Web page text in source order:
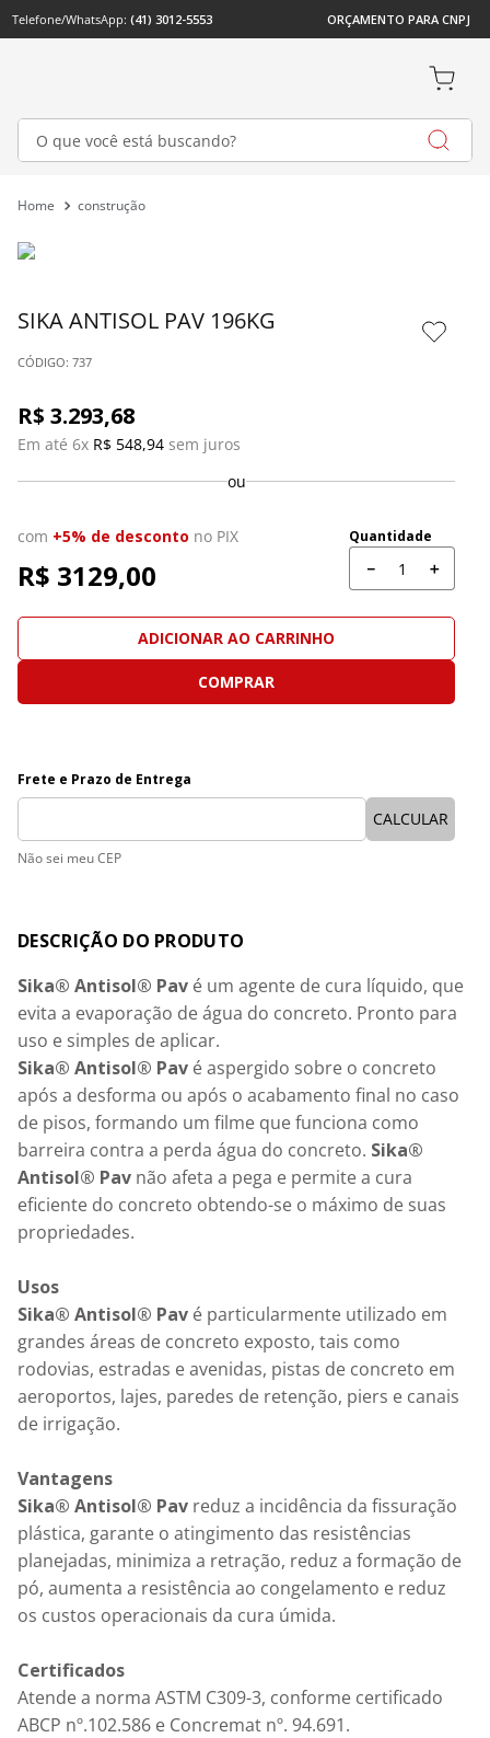
Telefone/WhatsApp: (41) 3012-5553 ORÇAMENTO PARA CNPJ
O que você está buscando?
construção
SIKA ANTISOL PAV 196KG
: 737
R$ 3.293,68
Em até 6x R$ 548,94 sem juros
ou
com +5% de desconto no PIX
R$ 3129,00
Quantidade
＋
－
ADICIONAR AO CARRINHO
COMPRAR
Não sei meu CEP
Detalhes
Sika® Antisol® Pav é um agente de cura líquido, que
evita a evaporação de água do concreto. Pronto para
Sika® Antisol® Pav é aspergido sobre o concreto
após a desforma ou após o acabamento final no caso
de pisos, formando um filme que funciona como
barreira contra a perda água do concreto. Sika®
Antisol® Pav não afeta a pega e permite a cura
eficiente do concreto obtendo-se o máximo de suas
propriedades.
Usos
Sika® Antisol® Pav é particularmente utilizado em
grandes áreas de concreto exposto, tais como
rodovias, estradas e avenidas, pistas de concreto em
aeroportos, lajes, paredes de retenção, piers e canais
de irrigação.
Vantagens
Sika® Antisol® Pav reduz a incidência da fissuração
plástica, garante o atingimento das resistências
planejadas, minimiza a retração, reduz a formação de
pó, aumenta a resistência ao congelamento e reduz
os custos operacionais da cura úmida.
Certificados
Atende a norma ASTM C309-3, conforme certificado
ABCP nº.102.586 e Concremat nº. 94.691.